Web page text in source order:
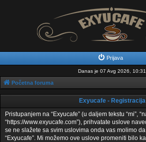
Prijava
Danas je 07 Avg 2026, 10:31
Početna foruma
Exyucafe - Registracija
Pristupanjem na “Exyucafe” (u daljem tekstu “mi”,
“https://www.exyucafe.com”), prihvatate uslove
se ne slažete sa svim uslovima onda vas molimo
“Exyucafe”. Mi možemo ove uslove promeniti bilo